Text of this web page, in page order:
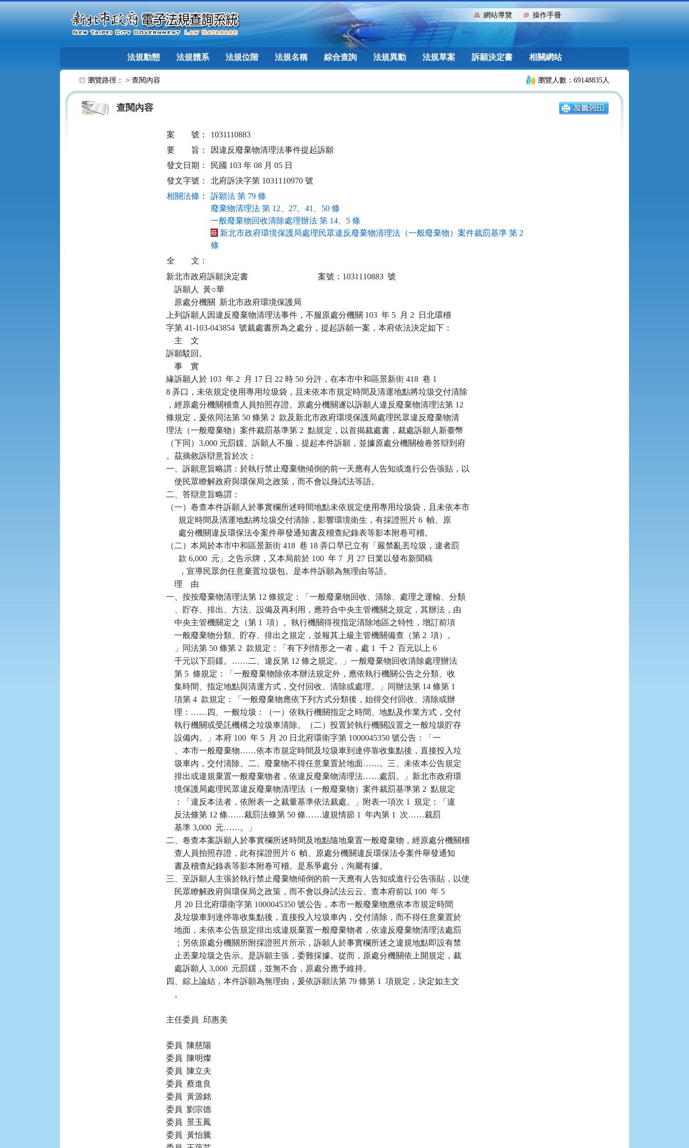
::: 網站導覽 操作手冊
法規動態 法規體系 法規位階 法規名稱 綜合查詢 法規異動 法規草案 訴願決定書 相關網站
瀏覽路徑： > 查閱內容 瀏覽人數：69148835人
查閱內容
案 號：
1031110883
要
旨：
因違反廢棄物清理法事件提起訴願
發文日期：
民國 103 年 08 月 05 日
發文字號：
北府訴決字第 1031110970 號
相關法條 ：
訴願法 第 79 條
廢棄物清理法 第 12、27、41、50 條
一般廢棄物回收清除處理辦法 第 14、5 條
新北市政府環境保護局處理民眾違反廢棄物清理法（一般廢棄物）案件裁罰基準 第 2
條
全
文：
新北市政府訴願決定書                                  案號：1031110883  號
    訴願人  黃○華
    原處分機關  新北市政府環境保護局
上列訴願人因違反廢棄物清理法事件，不服原處分機關 103  年 5  月 2  日北環稽
字第 41-103-043854  號裁處書所為之處分，提起訴願一案，本府依法決定如下：
    主    文
訴願駁回。
    事    實
緣訴願人於 103  年 2  月 17 日 22 時 50 分許，在本市中和區景新街 418  巷 1
8 弄口，未依規定使用專用垃圾袋，且未依本市規定時間及清運地點將垃圾交付清除
，經原處分機關稽查人員拍照存證。原處分機關遂以訴願人違反廢棄物清理法第 12
條規定，爰依同法第 50 條第 2  款及新北市政府環境保護局處理民眾違反廢棄物清
理法（一般廢棄物）案件裁罰基準第 2  點規定，以首揭裁處書，裁處訴願人新臺幣
（下同）3,000 元罰鍰。訴願人不服，提起本件訴願，並據原處分機關檢卷答辯到府
。茲摘敘訴辯意旨於次：
一、訴願意旨略謂：於執行禁止廢棄物傾倒的前一天應有人告知或進行公告張貼，以
    使民眾瞭解政府與環保局之政策，而不會以身試法等語。
二、答辯意旨略謂：
（一）卷查本件訴願人於事實欄所述時間地點未依規定使用專用垃圾袋，且未依本市
      規定時間及清運地點將垃圾交付清除，影響環境衛生，有採證照片 6  幀、原
      處分機關違反環保法令案件舉發通知書及稽查紀錄表等影本附卷可稽。
（二）本局於本市中和區景新街 418  巷 18 弄口早已立有「嚴禁亂丟垃圾，違者罰
      款 6,000  元」之告示牌，又本局前於 100  年 7  月 27 日業以發布新聞稿
      ，宣導民眾勿任意棄置垃圾包。是本件訴願為無理由等語。
    理    由
一、按按廢棄物清理法第 12 條規定：「一般廢棄物回收、清除、處理之運輸、分類
    、貯存、排出、方法、設備及再利用，應符合中央主管機關之規定，其辦法，由
    中央主管機關定之（第 1  項）。執行機關得視指定清除地區之特性，增訂前項
    一般廢棄物分類、貯存、排出之規定，並報其上級主管機關備查（第 2  項）。
    」同法第 50 條第 2  款規定：「有下列情形之一者，處 1  千 2  百元以上 6
    千元以下罰鍰。……二、違反第 12 條之規定。」一般廢棄物回收清除處理辦法
    第 5  條規定：「一般廢棄物除依本辦法規定外，應依執行機關公告之分類、收
    集時間、指定地點與清運方式，交付回收、清除或處理。」同辦法第 14 條第 1
    項第 4  款規定：「一般廢棄物應依下列方式分類後，始得交付回收、清除或辦
    理：……四、一般垃圾：（一）依執行機關指定之時間、地點及作業方式，交付
    執行機關或受託機構之垃圾車清除。（二）投置於執行機關設置之一般垃圾貯存
    設備內。」本府 100  年 5  月 20 日北府環衛字第 1000045350 號公告：「一
    、本市一般廢棄物……依本市規定時間及垃圾車到達停靠收集點後，直接投入垃
    圾車內，交付清除。二、廢棄物不得任意棄置於地面……。三、未依本公告規定
    排出或違規棄置一般廢棄物者，依違反廢棄物清理法……處罰。」新北市政府環
    境保護局處理民眾違反廢棄物清理法（一般廢棄物）案件裁罰基準第 2  點規定
    ：「違反本法者，依附表一之裁量基準依法裁處。」附表一項次 1  規定：「違
    反法條第 12 條……裁罰法條第 50 條……違規情節 1  年內第 1  次……裁罰
    基準 3,000  元……。」
二、卷查本案訴願人於事實欄所述時間及地點隨地棄置一般廢棄物，經原處分機關稽
    查人員拍照存證，此有採證照片 6  幀、原處分機關違反環保法令案件舉發通知
    書及稽查紀錄表等影本附卷可稽。是系爭處分，洵屬有據。
三、至訴願人主張於執行禁止廢棄物傾倒的前一天應有人告知或進行公告張貼，以使
    民眾瞭解政府與環保局之政策，而不會以身試法云云。查本府前以 100  年 5
    月 20 日北府環衛字第 1000045350 號公告，本市一般廢棄物應依本市規定時間
    及垃圾車到達停靠收集點後，直接投入垃圾車內，交付清除，而不得任意棄置於
    地面，未依本公告規定排出或違規棄置一般廢棄物者，依違反廢棄物清理法處罰
    ；另依原處分機關所附採證照片所示，訴願人於事實欄所述之違規地點即設有禁
    止丟棄垃圾之告示。是訴願主張，委難採據。從而，原處分機關依上開規定，裁
    處訴願人 3,000  元罰鍰，並無不合，原處分應予維持。
四、綜上論結，本件訴願為無理由，爰依訴願法第 79 條第 1  項規定，決定如主文
    。
主任委員  邱惠美
委員  陳慈陽
委員  陳明燦
委員  陳立夫
委員  蔡進良
委員  黃源銘
委員  劉宗德
委員  景玉鳳
委員  黃怡騰